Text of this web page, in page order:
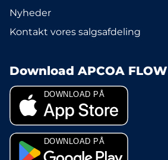
Nyheder
Kontakt vores salgsafdeling
Download APCOA FLOW